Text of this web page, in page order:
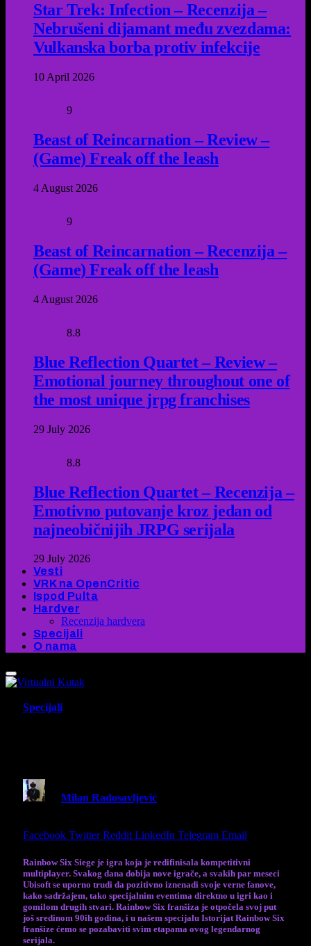
Star Trek: Infection – Recenzija –
Nebrušeni dijamant među zvezdama:
Vulkanska borba protiv infekcije
10 April 2026
9
Beast of Reincarnation – Review –
(Game) Freak off the leash
4 August 2026
9
Beast of Reincarnation – Recenzija –
(Game) Freak off the leash
4 August 2026
8.8
Blue Reflection Quartet – Review –
Emotional journey throughout one of
the most unique jrpg franchises
29 July 2026
8.8
Blue Reflection Quartet – Recenzija –
Emotivno putovanje kroz jedan od
najneobičnijih JRPG serijala
29 July 2026
Vesti
VRK na OpenCritic
Ispod Pulta
Hardver
Recenzija hardvera
Specijali
O nama
Specijali
Milan Radosavljević
Facebook Twitter Reddit LinkedIn Telegram Email
Rainbow Six Siege je igra koja je redifinisala kompetitivni
multiplayer. Svakog dana dobija nove igrače, a svakih par meseci
Ubisoft se uporno trudi da pozitivno iznenadi svoje verne fanove,
kako sadržajem, tako specijalnim eventima direktno u igri kao i
gomilom drugih stvari. Rainbow Six franšiza je otpočela svoj put
još sredinom 90ih godina, i u našem specijalu Istorijat Rainbow Six
franšize ćemo se pozabaviti svim etapama ovog legendarnog
serijala.